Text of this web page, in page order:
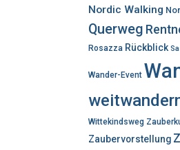
Nordic Walking
Querweg
Rosazza Rückblick
Wander-Event
Wittekindsweg
Zaubervorstellung